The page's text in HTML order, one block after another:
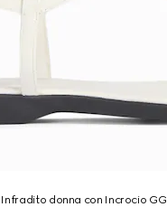
Infradito donna con Incrocio GG